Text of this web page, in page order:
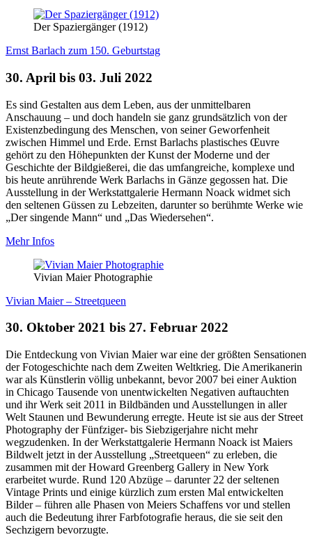
Der Spaziergänger (1912)
Ernst Barlach zum 150. Geburtstag
30. April bis 03. Juli 2022
Es sind Gestalten aus dem Leben, aus der unmittelbaren
Anschauung – und doch handeln sie ganz grundsätzlich von der
Existenzbedingung des Menschen, von seiner Geworfenheit
zwischen Himmel und Erde. Ernst Barlachs plastisches Œuvre
gehört zu den Höhepunkten der Kunst der Moderne und der
Geschichte der Bildgießerei, die das umfangreiche, komplexe und
bis heute anrührende Werk Barlachs in Gänze gegossen hat. Die
Ausstellung in der Werkstattgalerie Hermann Noack widmet sich
den seltenen Güssen zu Lebzeiten, darunter so berühmte Werke wie
„Der singende Mann“ und „Das Wiedersehen“.
Mehr Infos
Vivian Maier Photographie
Vivian Maier – Streetqueen
30. Oktober 2021 bis 27. Februar 2022
Die Entdeckung von Vivian Maier war eine der größten Sensationen
der Fotogeschichte nach dem Zweiten Weltkrieg. Die Amerikanerin
war als Künstlerin völlig unbekannt, bevor 2007 bei einer Auktion
in Chicago Tausende von unentwickelten Negativen auftauchten
und ihr Werk seit 2011 in Bildbänden und Ausstellungen in aller
Welt Staunen und Bewunderung erregte. Heute ist sie aus der Street
Photography der Fünfziger- bis Siebzigerjahre nicht mehr
wegzudenken. In der Werkstattgalerie Hermann Noack ist Maiers
Bildwelt jetzt in der Ausstellung „Streetqueen“ zu erleben, die
zusammen mit der Howard Greenberg Gallery in New York
erarbeitet wurde. Rund 120 Abzüge – darunter 22 der seltenen
Vintage Prints und einige kürzlich zum ersten Mal entwickelten
Bilder – führen alle Phasen von Meiers Schaffens vor und stellen
auch die Bedeutung ihrer Farbfotografie heraus, die sie seit den
Sechzigern bevorzugte.